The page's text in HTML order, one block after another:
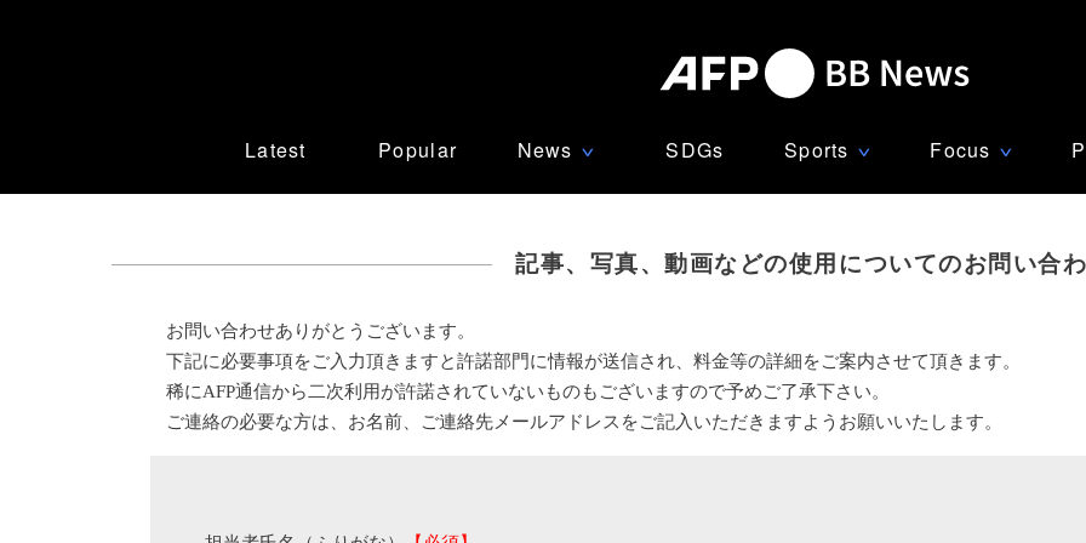
Latest Popular News ∨ SDGs Sports ∨ Focus ∨
記事、写真、動画などの使用についてのお問い合
お問い合わせありがとうございます。
下記に必要事項をご入力頂きますと許諾部門に情報が送信され、料金等の詳細をご案内させて頂きます。
稀にAFP通信から二次利用が許諾されていないものもございますので予めご了承下さい。
ご連絡の必要な方は、お名前、ご連絡先メールアドレスをご記入いただきますようお願いいたします。